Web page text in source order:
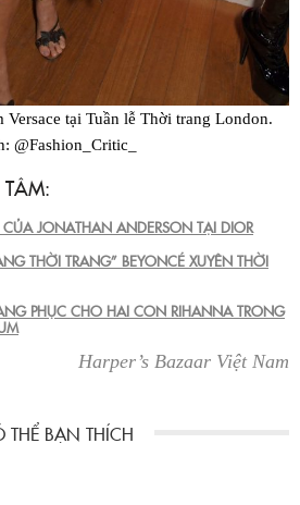
tại Tuần lễ Thời trang London.
@Fashion_Critic_
JONATHAN ANDERSON TẠI DIOR
THỜI TRANG” BEYONCÉ XUYÊN THỜI
PHỤC CHO HAI CON RIHANNA TRONG
Harper’s Bazaar Việt Nam